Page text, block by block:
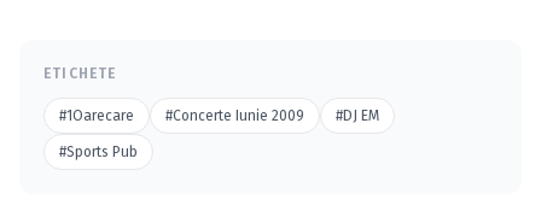
ETICHETE
#1Oarecare #Concerte Iunie 2009 #DJ EM
#Sports Pub